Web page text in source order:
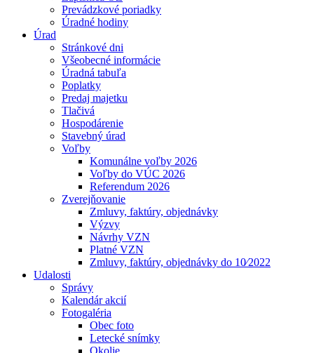
Prevádzkové poriadky
Úradné hodiny
Úrad
Stránkové dni
Všeobecné informácie
Úradná tabuľa
Poplatky
Predaj majetku
Tlačivá
Hospodárenie
Stavebný úrad
Voľby
Komunálne voľby 2026
Voľby do VÚC 2026
Referendum 2026
Zverejňovanie
Zmluvy, faktúry, objednávky
Výzvy
Návrhy VZN
Platné VZN
Zmluvy, faktúry, objednávky do 10⁄2022
Udalosti
Správy
Kalendár akcií
Fotogaléria
Obec foto
Letecké snímky
Okolie